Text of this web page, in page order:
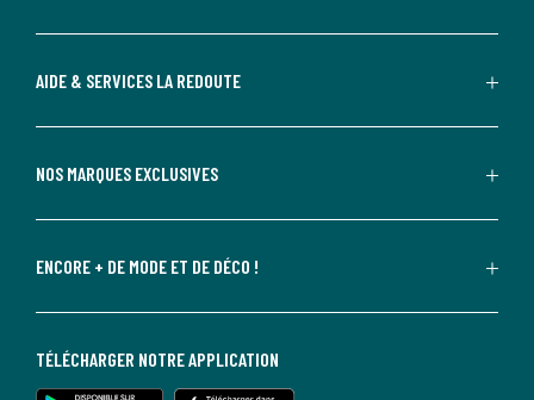
AIDE & SERVICES LA REDOUTE
NOS MARQUES EXCLUSIVES
ENCORE + DE MODE ET DE DÉCO !
TÉLÉCHARGER NOTRE APPLICATION